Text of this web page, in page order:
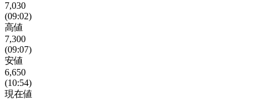
7,030
(09:02)
高値
7,300
(09:07)
安値
6,650
(10:54)
現在値